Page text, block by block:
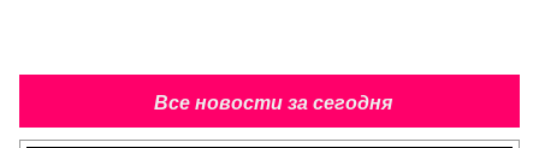
Все новости за сегодня